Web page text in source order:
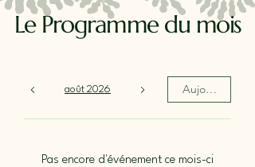
Le Programme du mois
août 2026 Aujourd'hui
Pas encore d'événement ce mois-ci